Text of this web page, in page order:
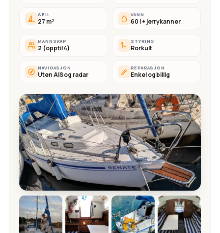
SEIL
27 m²
VANN
60 l + jerrykanner
MANNSKAP
2 (opptil 4)
STYRING
Rorkult
NAVIGASJON
Uten AIS og radar
REPARASJON
Enkel og billig